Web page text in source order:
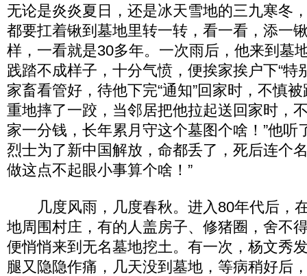
无论是炎炎夏日，还是冰天雪地的三九寒冬
都要扛着锹到墓地里转一转，看一看，添一
样，一看就是30多年。一次雨后，他来到墓
践踏不成样子，十分气愤，便挨家挨户下“特
家畜看管好，待他下完“通知”回家时，不慎
重地摔了一跤，当邻居把他拉起送回家时，
家一分钱，长年累月守这个墓图个啥！”他听
烈士为了新中国解放，命都丢了，死后连个
做这点不起眼小事算个啥！”
几度风雨，几度春秋。进入80年代后，
地周围村庄，有的人盖房子、修猪圈，舍不
便悄悄来到无名墓地挖土。有一次，杨文秀
腿又隐隐作痛，几天没到墓地，等病稍好后